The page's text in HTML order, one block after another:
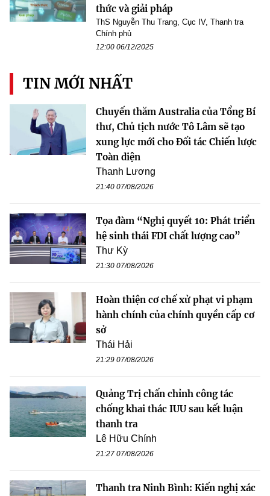
thức và giải pháp
ThS Nguyễn Thu Trang, Cục IV, Thanh tra
Chính phủ
12:00 06/12/2025
TIN MỚI NHẤT
Chuyến thăm Australia của Tổng Bí
thư, Chủ tịch nước Tô Lâm sẽ tạo
xung lực mới cho Đối tác Chiến lược
Toàn diện
Thanh Lương
21:40 07/08/2026
Tọa đàm “Nghị quyết 10: Phát triển
hệ sinh thái FDI chất lượng cao”
Thư Kỳ
21:30 07/08/2026
Hoàn thiện cơ chế xử phạt vi phạm
hành chính của chính quyền cấp cơ
sở
Thái Hải
21:29 07/08/2026
Quảng Trị chấn chỉnh công tác
chống khai thác IUU sau kết luận
thanh tra
Lê Hữu Chính
21:27 07/08/2026
Thanh tra Ninh Bình: Kiến nghị xác